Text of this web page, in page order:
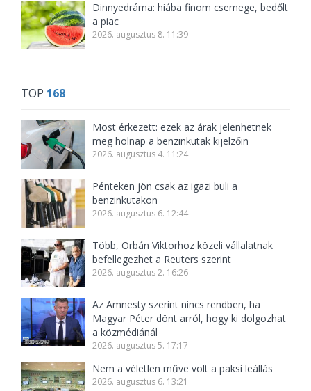
Dinnyedráma: hiába finom csemege, bedőlt
a piac
2026. augusztus 8. 11:39
TOP 168
Most érkezett: ezek az árak jelenhetnek
meg holnap a benzinkutak kijelzőin
2026. augusztus 4. 11:24
Pénteken jön csak az igazi buli a
benzinkutakon
2026. augusztus 6. 12:44
Több, Orbán Viktorhoz közeli vállalatnak
befellegezhet a Reuters szerint
2026. augusztus 2. 16:26
Az Amnesty szerint nincs rendben, ha
Magyar Péter dönt arról, hogy ki dolgozhat
a közmédiánál
2026. augusztus 5. 17:17
Nem a véletlen műve volt a paksi leállás
2026. augusztus 6. 13:21